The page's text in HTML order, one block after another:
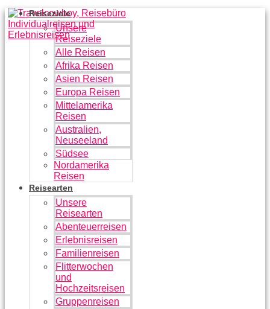
Zum
Inhalt
springen
Reiseziele
Unsere
Reiseziele
Alle Reisen
Afrika Reisen
Asien Reisen
Europa Reisen
Mittelamerika
Reisen
Australien,
Neuseeland
Südsee
Nordamerika
Reisen
Reisearten
Unsere
Reisearten
Abenteuerreisen
Erlebnisreisen
Familienreisen
Flitterwochen
und
Hochzeitsreisen
Gruppenreisen